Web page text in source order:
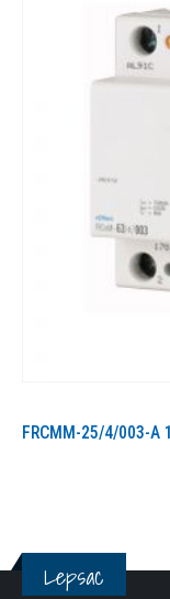
Lepsac